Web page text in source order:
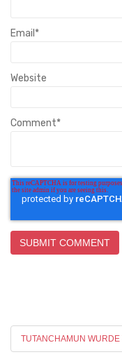
Email *
Website
Comment*
TUTANCHAMUN WURDE